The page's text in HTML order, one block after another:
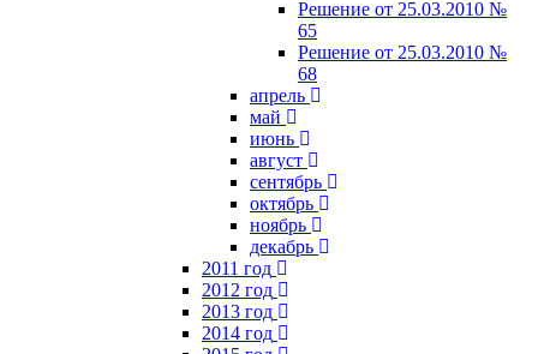
Решение от 25.03.2010 №
65
Решение от 25.03.2010 №
68
апрель
май
июнь
август
сентябрь
октябрь
ноябрь
декабрь
2011 год
2012 год
2013 год
2014 год